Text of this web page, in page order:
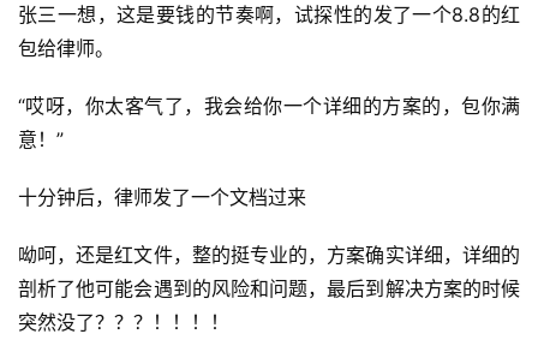
首
页
行
业
讯
开
眼
案
张三一想，这是要钱的节奏啊，试探性的发了一个8.8的红
包给律师。
“哎呀，你太客气了，我会给你一个详细的方案的，包你满
意！”
十分钟后，律师发了一个文档过来
呦呵，还是红文件，整的挺专业的，方案确实详细，详细的
剖析了他可能会遇到的风险和问题，最后到解决方案的时候
突然没了？？？！！！！